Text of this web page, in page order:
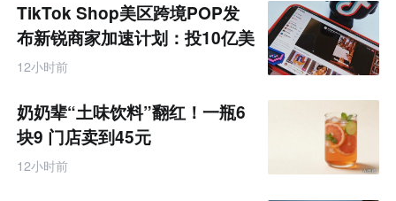
TikTok Shop美区跨境POP发
布新锐商家加速计划：投10亿美
金资源帮扶四类商家
12小时前
奶奶辈“土味饮料”翻红！一瓶6
块9 门店卖到45元
12小时前